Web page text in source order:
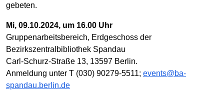
gebeten.
Mi, 09.10.2024, um 16.00 Uhr
Gruppenarbeitsbereich, Erdgeschoss der
Bezirkszentralbibliothek Spandau
Carl-Schurz-Straße 13, 13597 Berlin.
Anmeldung unter T (030) 90279-5511; events@ba-
spandau.berlin.de